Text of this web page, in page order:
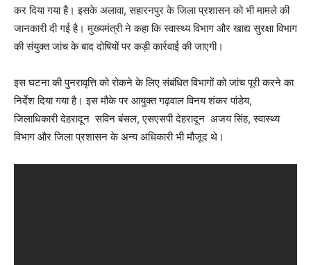
कर दिया गया है। इसके अलावा, सहारनपुर के जिला प्रशासन को भी मामले की
जानकारी दी गई है। मुख्यमंत्री ने कहा कि स्वास्थ्य विभाग और खाद्य सुरक्षा विभाग
की संयुक्त जांच के बाद दोषियों पर कड़ी कार्रवाई की जाएगी।
इस घटना की पुनरावृत्ति को रोकने के लिए संबंधित विभागों को जांच पूरी करने का
निर्देश दिया गया है। इस मौके पर आयुक्त गढ़वाल विनय शंकर पांडेय,
जिलाधिकारी देहरादून सविन बंसल, एसएसपी देहरादून अजय सिंह, स्वास्थ्य
विभाग और जिला प्रशासन के अन्य अधिकारी भी मौजूद थे।